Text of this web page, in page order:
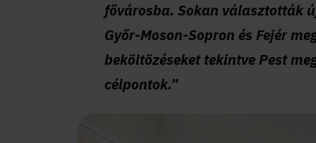
fővárosba. Sokan választották
Győr-Moson-Sopron és Fejér
beköltözéseket tekintve Pest
célpontok.”